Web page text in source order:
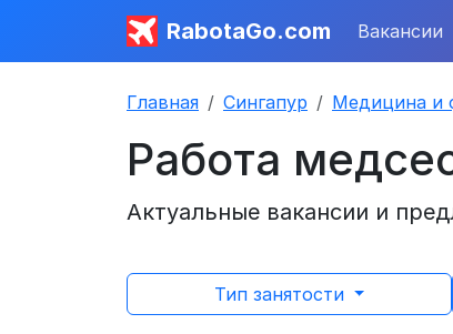
RabotaGo.com Вакансии
Главная Сингапур Медицина и
Работа
Актуальные вакансии и
Тип занятости